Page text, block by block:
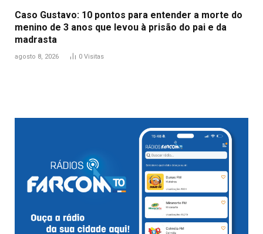
Caso Gustavo: 10 pontos para entender a morte do
menino de 3 anos que levou à prisão do pai e da
madrasta
agosto 8, 2026 0 Visitas